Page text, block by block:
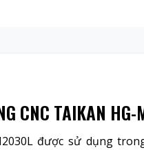
CNC TAIKAN HG-
được sử dụng